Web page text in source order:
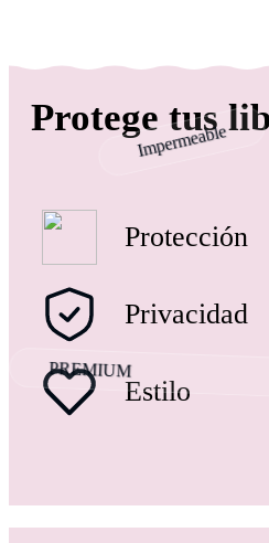
PREMIUM
Impermeable
Protege tus
Protección
Privacidad
Estilo